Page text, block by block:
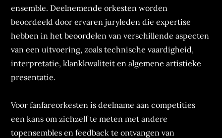
ensemble. Deelnemende orkesten worden
beoordeeld door ervaren juryleden die expertise
hebben in het beoordelen van verschillende aspecten
van een uitvoering, zoals technische vaardigheid,
interpretatie, klankkwaliteit en algemene artistieke
presentatie.
Voor fanfareorkesten is deelname aan competities
een kans om zichzelf te meten met andere
topensembles en feedback te ontvangen van